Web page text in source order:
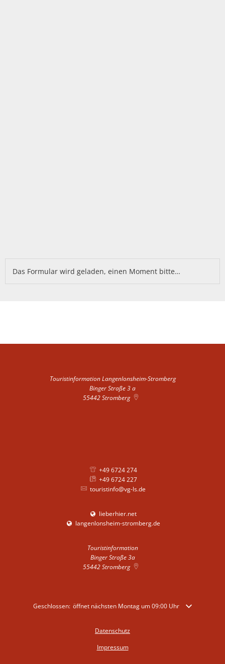
Das Formular wird geladen, einen Moment bitte…
Touristinformation Langenlonsheim-Stromberg
Binger Straße 3 a
55442Stromberg
+49 6724 274
+49 6724 227
touristinfo@vg-ls.de
lieberhier.net
langenlonsheim-stromberg.de
Touristinformation
Binger Straße 3a
55442Stromberg
Klicken, um weitere Öffnungs- oder Schließzeiten auszublenden
Geschlossen: öffnet nächsten Montag um 09:00 Uhr
Datenschutz
Impressum